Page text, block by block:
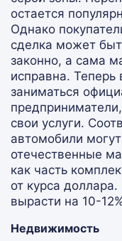
остается
Однако
сделка может
законно, а сама
исправна. Теперь
заниматься
свои услуги.
автомобили
отечественные
как часть
от курса
вырасти на 10-
Недвижимость